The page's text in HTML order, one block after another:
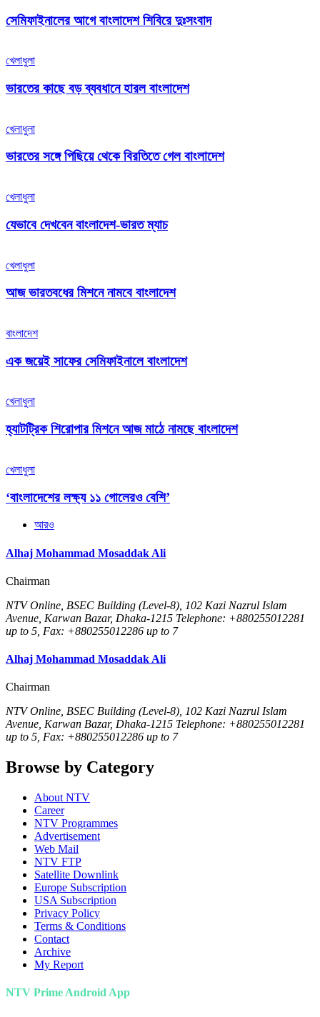
সেমিফাইনালের আগে বাংলাদেশ শিবিরে দুঃসংবাদ
খেলাধুলা
ভারতের কাছে বড় ব্যবধানে হারল বাংলাদেশ
খেলাধুলা
ভারতের সঙ্গে পিছিয়ে থেকে বিরতিতে গেল বাংলাদেশ
খেলাধুলা
যেভাবে দেখবেন বাংলাদেশ-ভারত ম্যাচ
খেলাধুলা
আজ ভারতবধের মিশনে নামবে বাংলাদেশ
বাংলাদেশ
এক জয়েই সাফের সেমিফাইনালে বাংলাদেশ
খেলাধুলা
হ্যাটট্রিক শিরোপার মিশনে আজ মাঠে নামছে বাংলাদেশ
খেলাধুলা
‘বাংলাদেশের লক্ষ্য ১১ গোলেরও বেশি’
আরও
Alhaj Mohammad Mosaddak Ali
Chairman
NTV Online, BSEC Building (Level-8), 102 Kazi Nazrul Islam
Avenue, Karwan Bazar, Dhaka-1215 Telephone: +880255012281
up to 5, Fax: +880255012286 up to 7
Alhaj Mohammad Mosaddak Ali
Chairman
NTV Online, BSEC Building (Level-8), 102 Kazi Nazrul Islam
Avenue, Karwan Bazar, Dhaka-1215 Telephone: +880255012281
up to 5, Fax: +880255012286 up to 7
Browse by Category
About NTV
Career
NTV Programmes
Advertisement
Web Mail
NTV FTP
Satellite Downlink
Europe Subscription
USA Subscription
Privacy Policy
Terms & Conditions
Contact
Archive
My Report
NTV Prime Android App